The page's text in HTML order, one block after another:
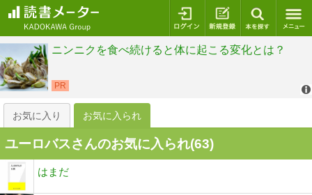
ログイン 新規登録
お気に入り お気に入られ
ユーロバスさんのお気に入られ(63)
はまだ